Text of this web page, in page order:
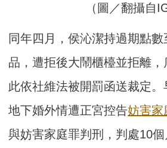
（圖／翻攝自
同年四月，侯沁潔持過期點
品，遭拒後大鬧櫃檯並拒離，
此依社維法被開罰函送裁定
地下婚外情遭正宮控告妨害家
與妨害家庭罪判刑，判處10